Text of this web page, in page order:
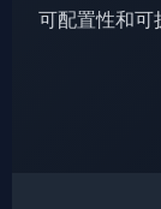
可配置性和可